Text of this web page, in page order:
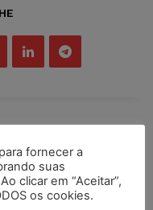
fornecer a
suas
clicar em “Aceitar”,
os cookies.